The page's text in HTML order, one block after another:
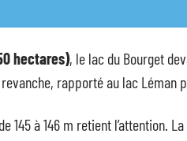
hectares), le lac du Bourget
rapporté au lac Léman
145 à 146 m retient l’attention.